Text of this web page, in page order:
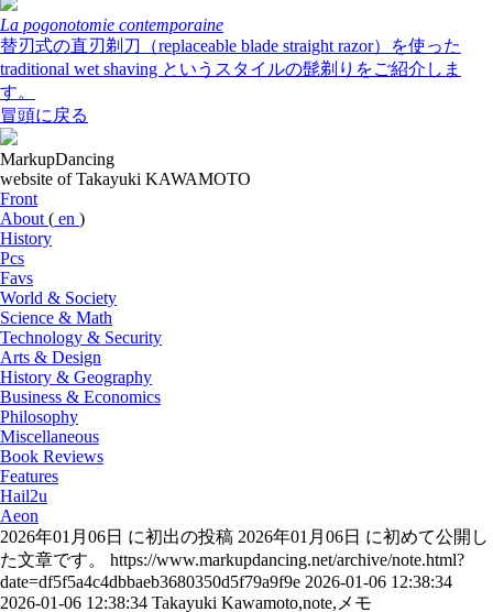
La pogonotomie contemporaine
替刃式の直刃剃刀（replaceable blade straight razor）を使った
traditional wet shaving というスタイルの髭剃りをご紹介しま
す。
冒頭に戻る
MarkupDancing
website of Takayuki KAWAMOTO
Front
About ( en )
History
Pcs
Favs
World & Society
Science & Math
Technology & Security
Arts & Design
History & Geography
Business & Economics
Philosophy
Miscellaneous
Book Reviews
Features
Hail2u
Aeon
2026年01月06日 に初出の投稿 2026年01月06日 に初めて公開し
た文章です。
https://www.markupdancing.net/archive/note.html?
date=df5f5a4c4dbbaeb3680350d5f79a9f9e 2026-01-06 12:38:34
2026-01-06 12:38:34 Takayuki Kawamoto,note,メモ